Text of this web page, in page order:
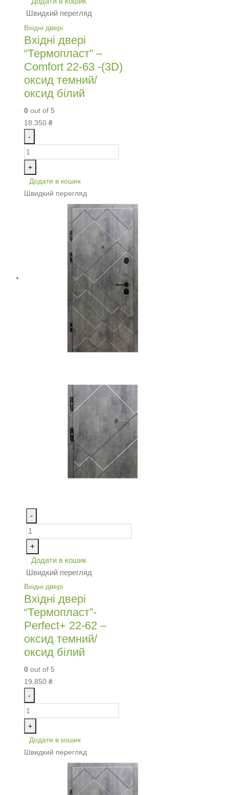
Швидкий перегляд
Вхідні двері
Вхідні двері
“Термопласт” –
Comfort 22-63 -(3D)
оксид темний/
оксид білий
0 out of 5
18,350 ₴
-
+
Додати в кошик
Швидкий перегляд
-
+
Додати в кошик
Швидкий перегляд
Вхідні двері
Вхідні двері
“Термопласт”-
Perfect+ 22-62 –
оксид темний/
оксид білий
0 out of 5
19,850 ₴
-
+
Додати в кошик
Швидкий перегляд